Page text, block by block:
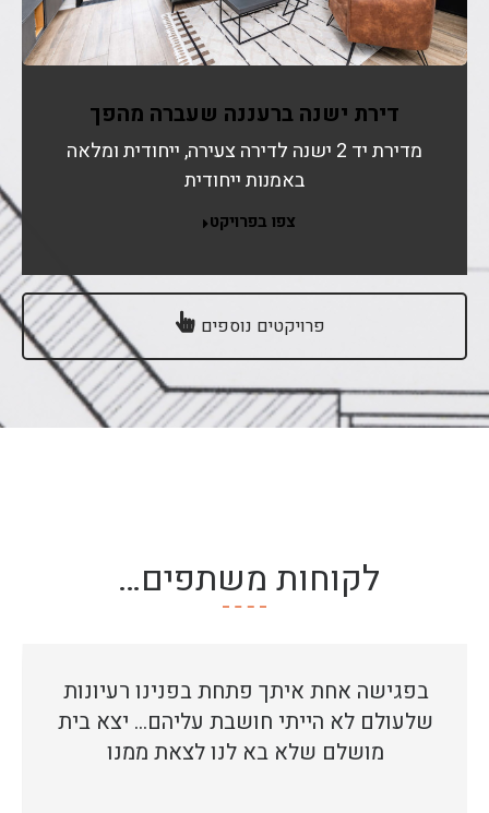
דירת ישנה ברעננה שעברה מהפך
מדירת יד 2 ישנה לדירה צעירה, ייחודית ומלאה
באמנות ייחודית
צפו בפרויקט
פרויקטים נוספים
לקוחות משתפים…
בפגישה אחת איתך פתחת בפנינו רעיונות
שלעולם לא הייתי חושבת עליהם… יצא בית
מושלם שלא בא לנו לצאת ממנו